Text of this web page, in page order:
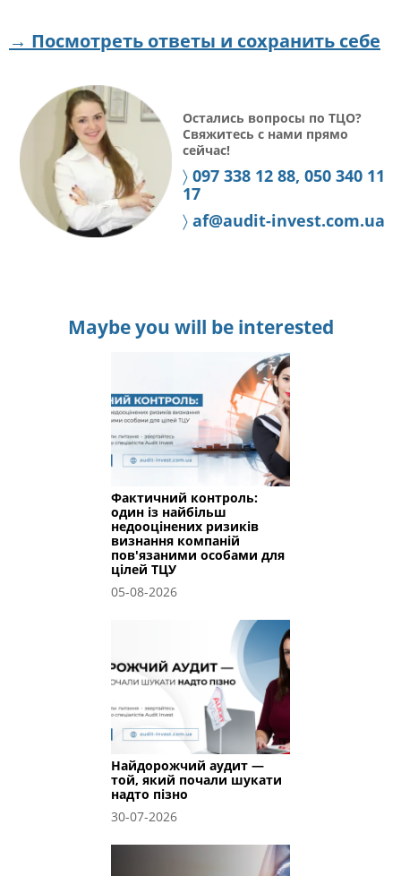
→ Посмотреть ответы и сохранить себе
Остались вопросы по ТЦО?
Свяжитесь с нами прямо
сейчас!
〉 097 338 12 88, 050 340 11
17
〉 af@audit-invest.com.ua
Maybe you will be interested
Фактичний контроль:
один із найбільш
недооцінених ризиків
визнання компаній
пов'язаними особами для
цілей ТЦУ
05-08-2026
Найдорожчий аудит —
той, який почали шукати
надто пізно
30-07-2026